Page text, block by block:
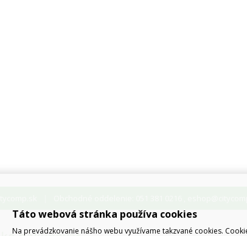
Táto webová stránka používa cookies
Na prevádzkovanie nášho webu využívame takzvané cookies.